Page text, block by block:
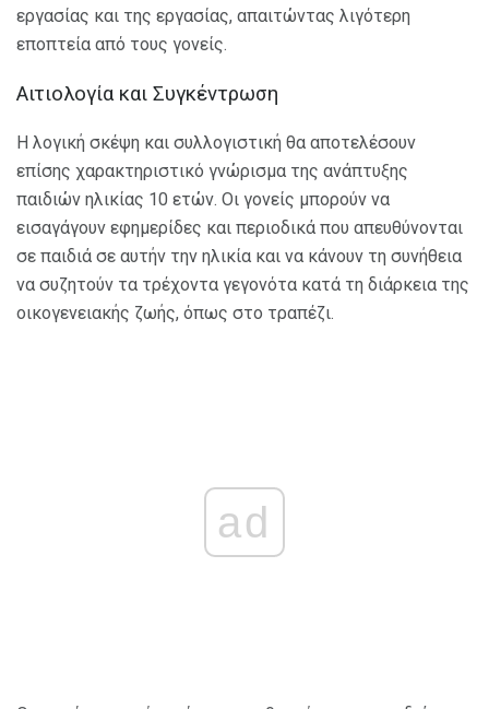
εργασίας και της εργασίας, απαιτώντας λιγότερη
εποπτεία από τους γονείς.
Αιτιολογία και Συγκέντρωση
Η λογική σκέψη και συλλογιστική θα αποτελέσουν
επίσης χαρακτηριστικό γνώρισμα της ανάπτυξης
παιδιών ηλικίας 10 ετών. Οι γονείς μπορούν να
εισαγάγουν εφημερίδες και περιοδικά που απευθύνονται
σε παιδιά σε αυτήν την ηλικία και να κάνουν τη συνήθεια
να συζητούν τα τρέχοντα γεγονότα κατά τη διάρκεια της
οικογενειακής ζωής, όπως στο τραπέζι.
ad